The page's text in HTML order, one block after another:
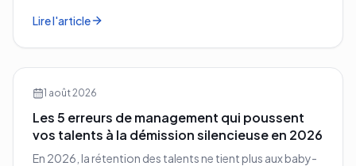
Lire l'article
1 août 2026
Les 5 erreurs de management qui poussent
vos talents à la démission silencieuse en 2026
En 2026, la rétention des talents ne tient plus aux baby-